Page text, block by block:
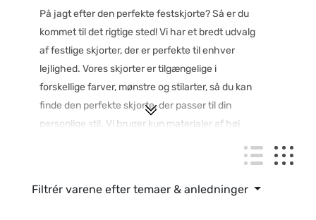
På jagt efter den perfekte festskjorte? Så er du
kommet til det rigtige sted! Vi har et bredt udvalg
af festlige skjorter, der er perfekte til enhver
lejlighed. Vores skjorter er tilgængelige i
forskellige farver, mønstre og stilarter, så du kan
finde den perfekte skjorte, der passer til din
personlige stil. Vi bruger kun materialer af høj
vores sortiment af festlige skjorter og find den
Filtrér varene efter temaer & anledninger